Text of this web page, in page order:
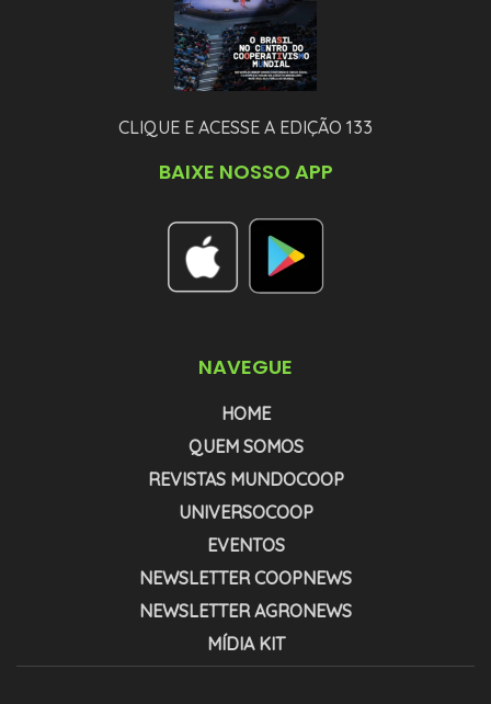
CLIQUE E ACESSE A EDIÇÃO 133
BAIXE NOSSO APP
NAVEGUE
HOME
QUEM SOMOS
REVISTAS MUNDOCOOP
UNIVERSOCOOP
EVENTOS
NEWSLETTER COOPNEWS
NEWSLETTER AGRONEWS
MÍDIA KIT